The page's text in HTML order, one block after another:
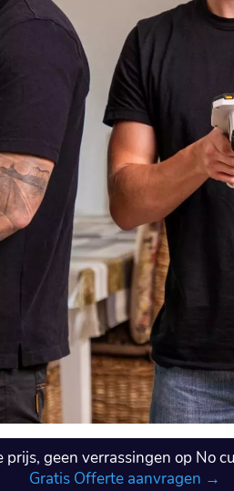
prijs, geen verrassingen op No
Gratis Offerte aanvragen →